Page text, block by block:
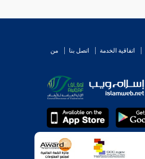
اتفاقية الخدمة اتصل بنا
من